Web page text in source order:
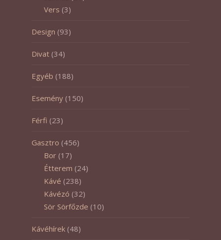
Vers (3)
Design (93)
Divat (34)
Egyéb (188)
Esemény (150)
Férfi (23)
Gasztro (456)
Bor (17)
Étterem (24)
Kávé (238)
Kávézó (32)
Sör Sörfőzde (10)
Kávéhírek (48)